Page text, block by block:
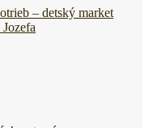
– detský market